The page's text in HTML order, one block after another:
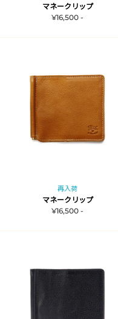
マネークリップ
¥16,500 -
再入荷
マネークリップ
¥16,500 -